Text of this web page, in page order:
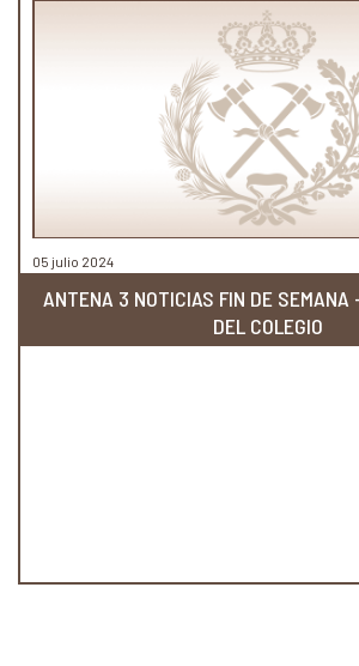
05 julio 2024
ANTENA 3 NOTICIAS FIN DE SEMANA
DEL COLEGIO